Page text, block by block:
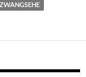
ZWANGSEHE